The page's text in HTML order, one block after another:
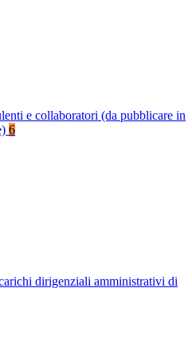
e collaboratori (da pubblicare in
6
dirigenziali amministrativi di